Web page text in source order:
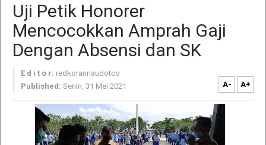
Uji Petik Honorer
Mencocokkan Amprah Gaji
Dengan Absensi dan SK
E d i t o r: redkoranriaudotco
Published: Senin, 31 Mei 2021 A- A+